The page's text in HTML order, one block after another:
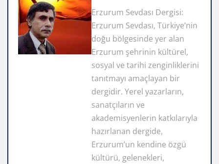
Erzurum Sevdası Dergisi:
Erzurum Sevdası, Türkiye’nin
doğu bölgesinde yer alan
Erzurum şehrinin kültürel,
sosyal ve tarihi zenginliklerini
tanıtmayı amaçlayan bir
dergidir. Yerel yazarların,
sanatçıların ve
akademisyenlerin katkılarıyla
hazırlanan dergide,
Erzurum’un kendine özgü
kültürü, gelenekleri,